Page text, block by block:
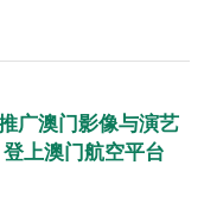
广澳门影像与演艺
上澳门航空平台